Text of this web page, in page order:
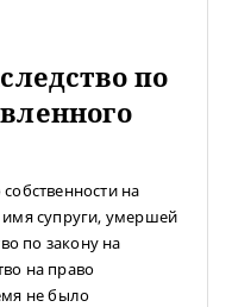
по
на
имя супруги, умершей
по закону на
на право
не было